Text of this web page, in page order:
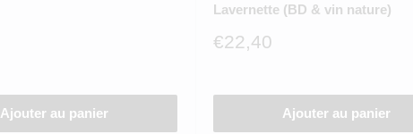
Ajouter au panier
Lavernette (BD & vin nature)
Prix
€22,40
Ajouter au panier